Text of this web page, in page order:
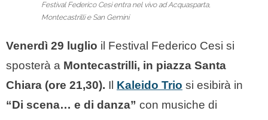
Festival Federico Cesi entra nel vivo ad Acquasparta,
Montecastrilli e San Gemini
Venerdì 29 luglio il Festival Federico Cesi si
sposterà a Montecastrilli, in piazza Santa
Chiara (ore 21,30). Il Kaleido Trio si esibirà in
“Di scena… e di danza” con musiche di